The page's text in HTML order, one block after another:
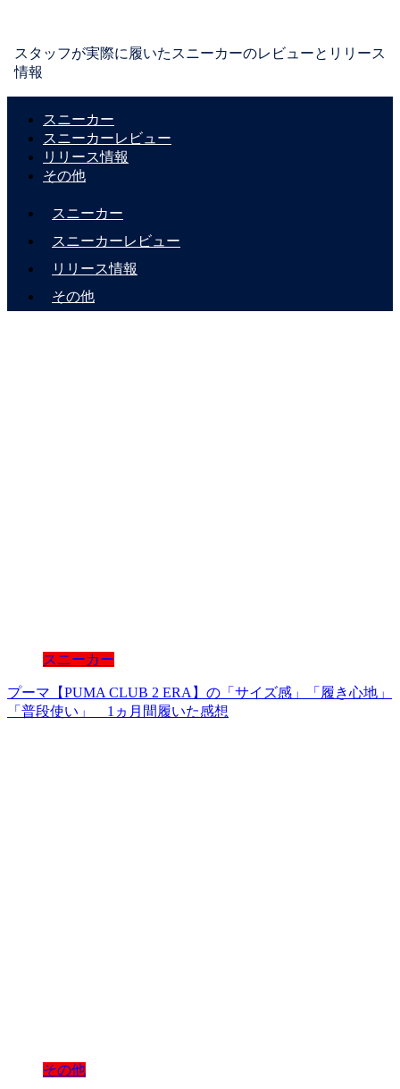
スタッフが実際に履いたスニーカーのレビューとリリース
情報
スニーカー
スニーカーレビュー
リリース情報
その他
スニーカー
スニーカーレビュー
リリース情報
その他
スニーカー
プーマ【PUMA CLUB 2 ERA】の「サイズ感」「履き心地」
「普段使い」 1ヵ月間履いた感想
その他